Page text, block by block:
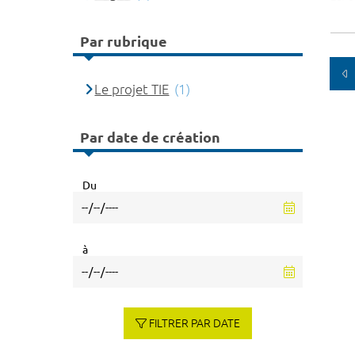
Par rubrique
Le projet TIE (1)
Par date de création
Du
à
FILTRER PAR DATE